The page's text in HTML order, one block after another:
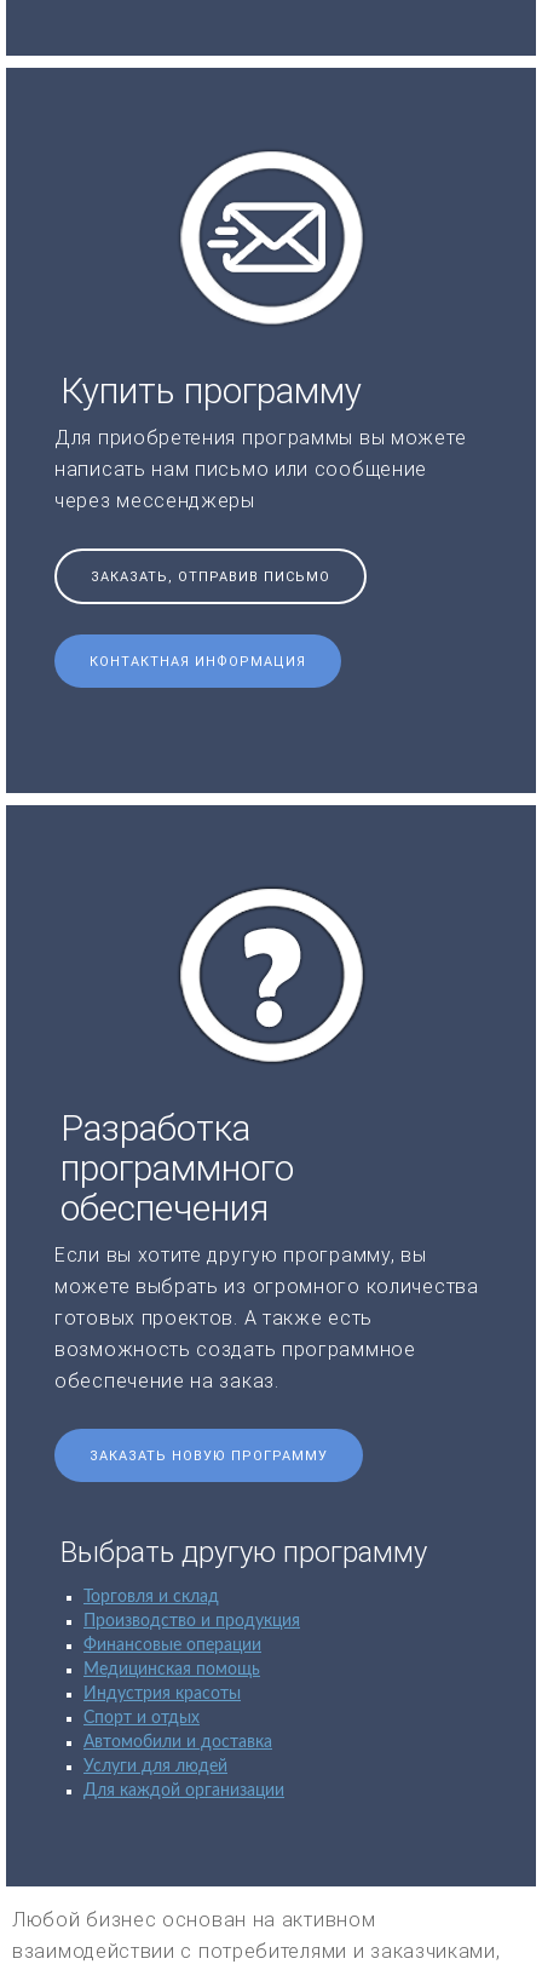
Купить программу
Для приобретения программы вы можете
написать нам письмо или сообщение
через мессенджеры
ЗАКАЗАТЬ, ОТПРАВИВ ПИСЬМО
КОНТАКТНАЯ ИНФОРМАЦИЯ
Разработка
программного
обеспечения
Если вы хотите другую программу, вы
можете выбрать из огромного количества
готовых проектов. А также есть
возможность создать программное
обеспечение на заказ.
ЗАКАЗАТЬ НОВУЮ ПРОГРАММУ
Выбрать другую программу
Торговля и склад
Производство и продукция
Финансовые операции
Медицинская помощь
Индустрия красоты
Спорт и отдых
Автомобили и доставка
Услуги для людей
Для каждой организации
Любой бизнес основан на активном
взаимодействии с потребителями и заказчиками,